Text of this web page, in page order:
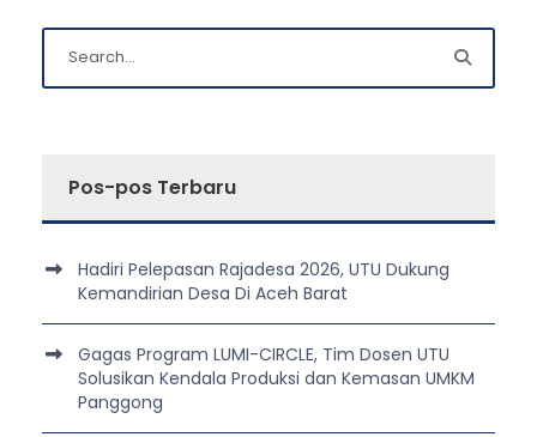
Pos-pos Terbaru
Hadiri Pelepasan Rajadesa 2026, UTU Dukung
Kemandirian Desa Di Aceh Barat
Gagas Program LUMI-CIRCLE, Tim Dosen UTU
Solusikan Kendala Produksi dan Kemasan UMKM
Panggong